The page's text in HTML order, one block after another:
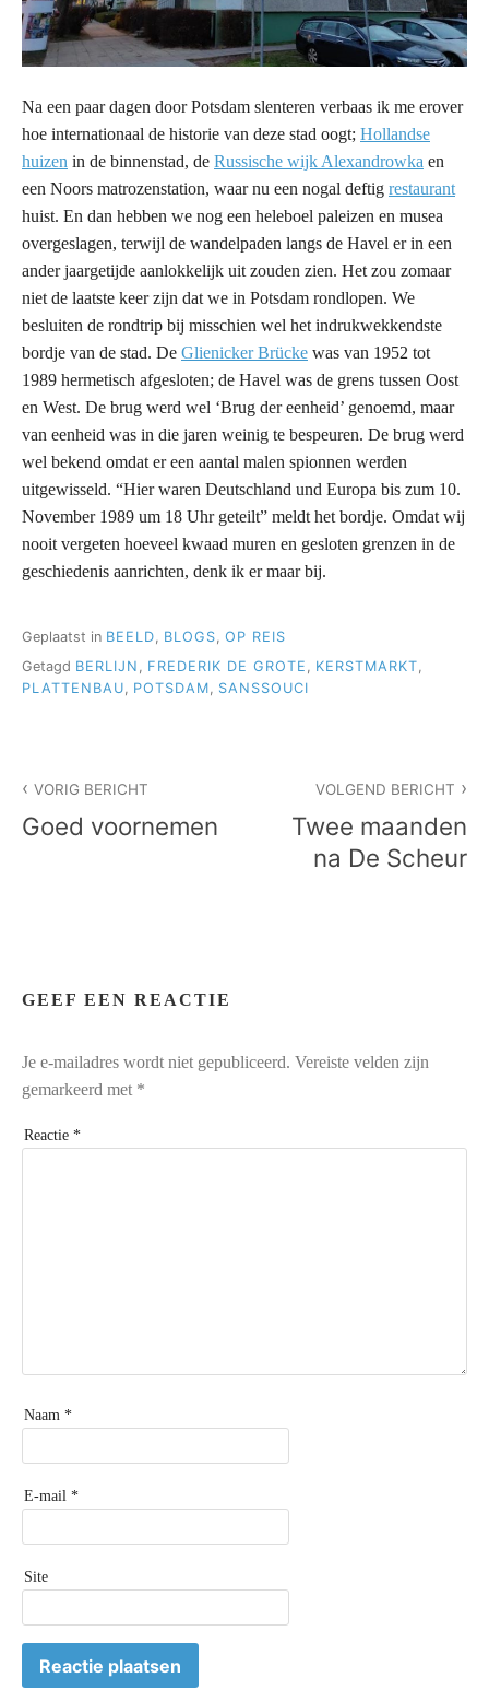
Na een paar dagen door Potsdam slenteren verbaas ik me erover
hoe internationaal de historie van deze stad oogt; Hollandse
huizen in de binnenstad, de Russische wijk Alexandrowka en
een Noors matrozenstation, waar nu een nogal deftig restaurant
huist. En dan hebben we nog een heleboel paleizen en musea
overgeslagen, terwijl de wandelpaden langs de Havel er in een
ander jaargetijde aanlokkelijk uit zouden zien. Het zou zomaar
niet de laatste keer zijn dat we in Potsdam rondlopen. We
besluiten de rondtrip bij misschien wel het indrukwekkendste
bordje van de stad. De Glienicker Brücke was van 1952 tot
1989 hermetisch afgesloten; de Havel was de grens tussen Oost
en West. De brug werd wel ‘Brug der eenheid’ genoemd, maar
van eenheid was in die jaren weinig te bespeuren. De brug werd
wel bekend omdat er een aantal malen spionnen werden
uitgewisseld. “Hier waren Deutschland und Europa bis zum 10.
November 1989 um 18 Uhr geteilt” meldt het bordje. Omdat wij
nooit vergeten hoeveel kwaad muren en gesloten grenzen in de
geschiedenis aanrichten, denk ik er maar bij.
Geplaatst in BEELD, BLOGS, OP REIS
Getagd BERLIJN FREDERIK DE GROTE KERSTMARKT
PLATTENBAU
POTSDAM SANSSOUCI
navigatie
VORIG BERICHT
Goed voornemen
VOLGEND BERICHT
Twee maanden
na De Scheur
GEEF EEN REACTIE
Je e-mailadres wordt niet gepubliceerd. Vereiste velden zijn
gemarkeerd met *
Reactie *
Naam *
E-mail *
Site